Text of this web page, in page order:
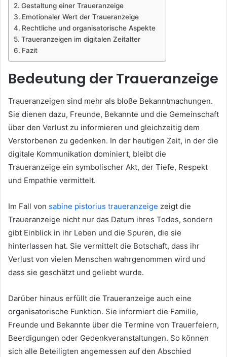
Gestaltung einer Traueranzeige
Emotionaler Wert der Traueranzeige
Rechtliche und organisatorische Aspekte
Traueranzeigen im digitalen Zeitalter
Fazit
Bedeutung der Traueranzeige
Traueranzeigen sind mehr als bloße Bekanntmachungen.
Sie dienen dazu, Freunde, Bekannte und die Gemeinschaft
über den Verlust zu informieren und gleichzeitig dem
Verstorbenen zu gedenken. In der heutigen Zeit, in der die
digitale Kommunikation dominiert, bleibt die
Traueranzeige ein symbolischer Akt, der Tiefe, Respekt
und Empathie vermittelt.
Im Fall von sabine pistorius traueranzeige zeigt die
Traueranzeige nicht nur das Datum ihres Todes, sondern
gibt Einblick in ihr Leben und die Spuren, die sie
hinterlassen hat. Sie vermittelt die Botschaft, dass ihr
Verlust von vielen Menschen wahrgenommen wird und
dass sie geschätzt und geliebt wurde.
Darüber hinaus erfüllt die Traueranzeige auch eine
organisatorische Funktion. Sie informiert die Familie,
Freunde und Bekannte über die Termine von Trauerfeiern,
Beerdigungen oder Gedenkveranstaltungen. So können
sich alle Beteiligten angemessen auf den Abschied